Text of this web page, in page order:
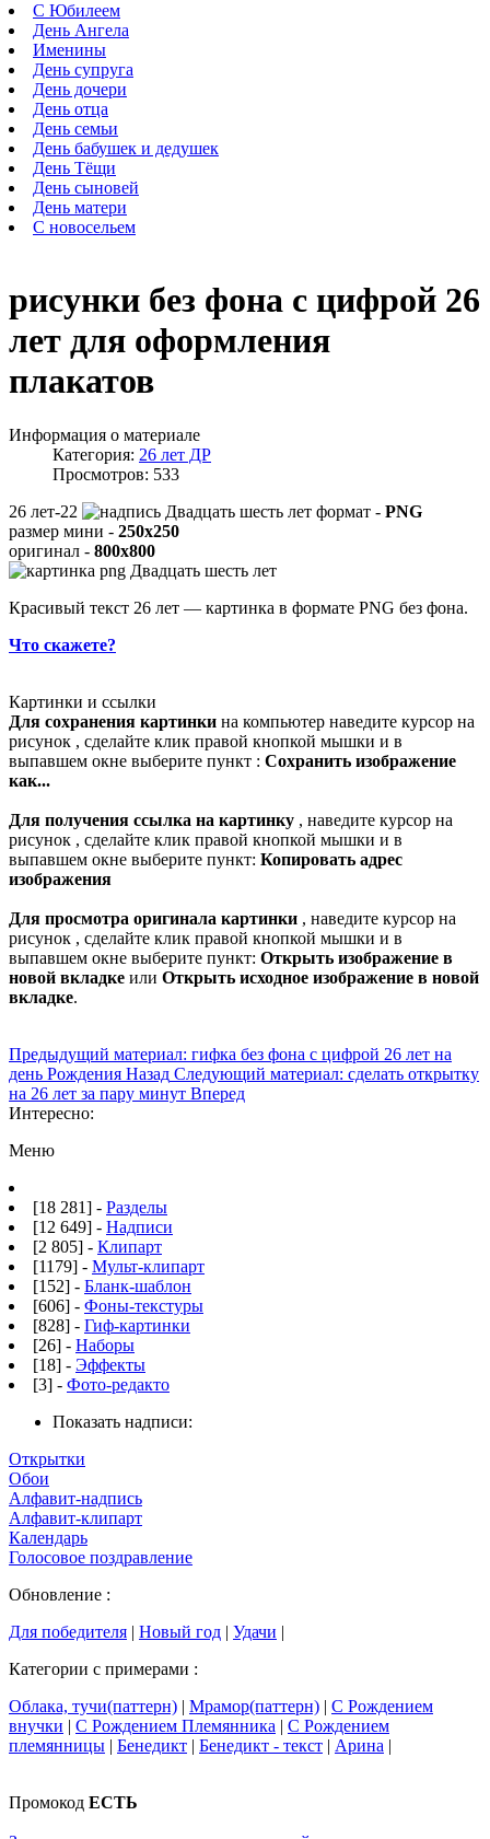
С Юбилеем
День Ангела
Именины
День супруга
День дочери
День отца
День семьи
День бабушек и дедушек
День Тёщи
День сыновей
День матери
С новосельем
рисунки без фона с цифрой 26
лет для оформления
плакатов
Информация о материале
Категория: 26 лет ДР
Просмотров: 533
26 лет-22
формат - PNG
размер мини - 250x250
оригинал - 800x800
Красивый текст 26 лет — картинка в формате PNG без фона.
Что скажете?
Картинки и ссылки
Для сохранения картинки на компьютер наведите курсор на
рисунок , сделайте клик правой кнопкой мышки и в
выпавшем окне выберите пункт : Сохранить изображение
как...
Для получения ссылка на картинку , наведите курсор на
рисунок , сделайте клик правой кнопкой мышки и в
выпавшем окне выберите пункт: Копировать адрес
изображения
Для просмотра оригинала картинки , наведите курсор на
рисунок , сделайте клик правой кнопкой мышки и в
выпавшем окне выберите пункт: Открыть изображение в
новой вкладке или Открыть исходное изображение в новой
вкладке.
Предыдущий материал: гифка без фона с цифрой 26 лет на
день Рождения Назад Следующий материал: сделать открытку
на 26 лет за пару минут Вперед
Интересно:
Меню
[18 281] - Разделы
[12 649] - Надписи
[2 805] - Клипарт
[1179] - Мульт-клипарт
[152] - Бланк-шаблон
[606] - Фоны-текстуры
[828] - Гиф-картинки
[26] - Наборы
[18] - Эффекты
[3] - Фото-редакто
Показать надписи:
Открытки
Обои
Алфавит-надпись
Алфавит-клипарт
Календарь
Голосовое поздравление
Обновление :
Для победителя | Новый год | Удачи |
Категории с примерами :
Облака, тучи(паттерн) | Мрамор(паттерн) | С Рождением
внучки | С Рождением Племянника | С Рождением
племянницы | Бенедикт | Бенедикт - текст | Арина |
Промокод ЕСТЬ